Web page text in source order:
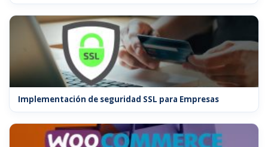
Implementación de seguridad SSL para Empresas